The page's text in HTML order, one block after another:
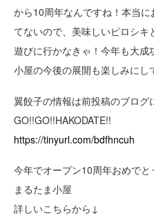
から10周年なんですね！本当
てないので、美味しいピロシ
遊びに行かなきゃ！今年も大成
小屋の今後の展開も楽しみにし
翼餃子の情報は前投稿のブログ
GO!!GO!!HAKODATE!!
https://tinyurl.com/bdfhncuh
今年でオープン10周年おめでと
まるたま小屋
詳しいこちらから↓